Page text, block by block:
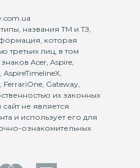
названия ТМ и ТЗ,
которая
третьих лиц, в том
Acer, Aspire,
FerrariOne, Gateway,
их законных
не является
и использует его для
ознакомительных